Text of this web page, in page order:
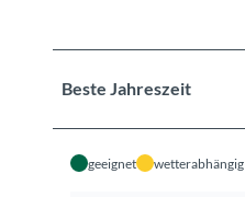
Beste Jahreszeit
geeignet wetterabhängig